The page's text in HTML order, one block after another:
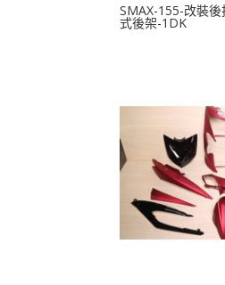
SMAX-155-改裝
式後架-1DK